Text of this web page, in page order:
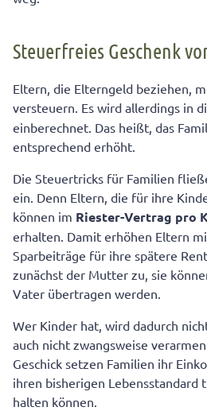
Steuerfreies Geschenk
Eltern, die Elterngeld beziehen,
versteuern. Es wird allerdings in
einberechnet. Das heißt, das
entsprechend erhöht.
Die Steuertricks für Familien
ein. Denn Eltern, die für ihre
können im Riester-Vertrag pro
erhalten. Damit erhöhen Eltern
Sparbeiträge für ihre spätere
zunächst der Mutter zu, sie
Vater übertragen werden.
Wer Kinder hat, wird dadurch
auch nicht zwangsweise
Geschick setzen Familien ihr
ihren bisherigen Lebensstandard
halten können.